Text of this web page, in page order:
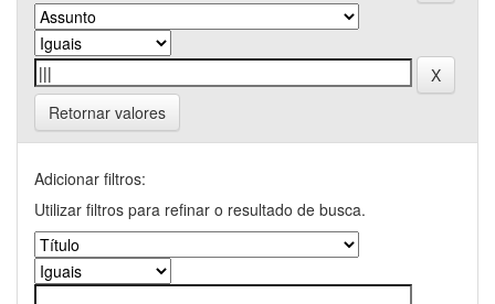
Retornar valores
Adicionar filtros:
Utilizar filtros para refinar o resultado de busca.